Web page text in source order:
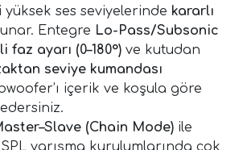
yüksek ses seviyelerinde kararlı
Entegre Lo-Pass/Subsonic
faz ayarı (0–180°) ve kutudan
seviye kumandası
içerik ve koşula göre
(Chain Mode) ile
yarışma kurulumlarında çok